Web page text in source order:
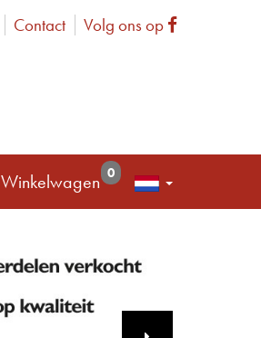
Contact Volg ons op Facebook
Winkelwagen 0